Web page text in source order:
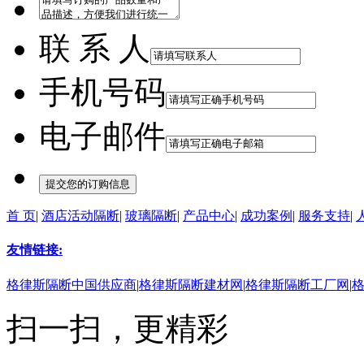
联 系 人
手机号码
电子邮件
首 页| 酒店活动隔断| 玻璃隔断| 产品中心| 成功案例 | 服务支持|
友情链接:
格律斯隔断中国供应商|格律斯隔断建材网 |格律斯隔断工厂网 |
扫一扫，更精彩